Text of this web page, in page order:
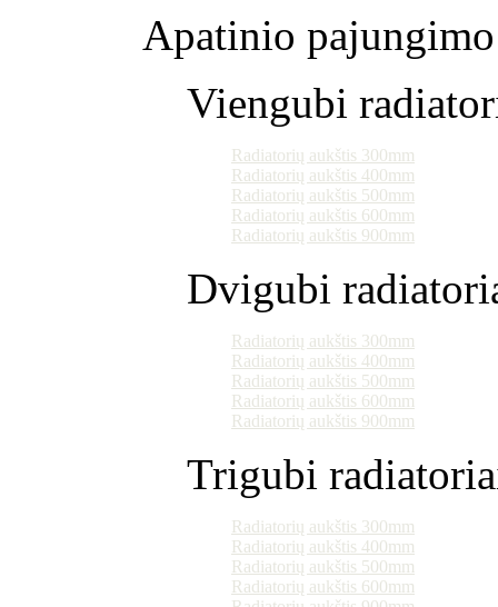
Apatinio
Viengubi
Radiatorių aukštis 300mm
Radiatorių aukštis 400mm
Radiatorių aukštis 500mm
Radiatorių aukštis 600mm
Radiatorių aukštis 900mm
Dvigubi
Radiatorių aukštis 300mm
Radiatorių aukštis 400mm
Radiatorių aukštis 500mm
Radiatorių aukštis 600mm
Radiatorių aukštis 900mm
Trigubi
Radiatorių aukštis 300mm
Radiatorių aukštis 400mm
Radiatorių aukštis 500mm
Radiatorių aukštis 600mm